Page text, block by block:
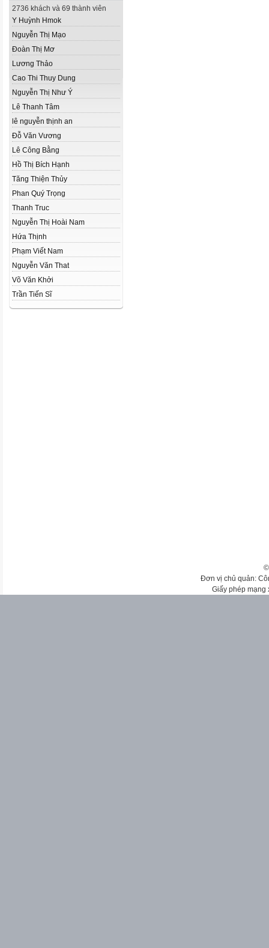
2736 khách và 69 thành viên
Y Huỳnh Hmok
Nguyễn Thị Mạo
Đoàn Thị Mơ
Lương Thảo
Cao Thi Thuy Dung
Nguyễn Thị Như Ý
Lê Thanh Tâm
lê nguyễn thịnh an
Đỗ Văn Vương
Lê Công Bằng
Hồ Thị Bích Hạnh
Tăng Thiện Thủy
Phan Quý Trọng
Thanh Truc
Nguyễn Thị Hoài Nam
Hứa Thịnh
Phạm Viết Nam
Nguyễn Văn That
Võ Văn Khởi
Trần Tiến Sĩ
Đơn vị chủ quản:
Giấy phép mạng